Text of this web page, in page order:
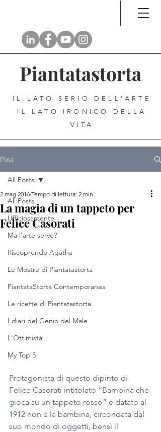
Piantatastorta
IL LATO SERIO DELL'ARTE
IL LATO IRONICO DELLA
VITA
Post
All Posts
Ufficiosamente
Ma l'arte serve?
Riscoprendo Agatha
Le Mostre di Piantatastorta
PiantataStorta Contemporanea
Le ricette di Piantatastorta
I diari del Genio del Male
L'Ottimista
My Top 5
All Posts
La magia di un tappeto per
Felice Casorati
2 mag 2016 Tempo di lettura: 2 min
Protagonista di questo dipinto di
Felice Casorati intitolato “Bambina che
gioca su un tappeto rosso” e datato al
1912 non è la bambina, circondata dal
suo mondo di oggetti, bensì il